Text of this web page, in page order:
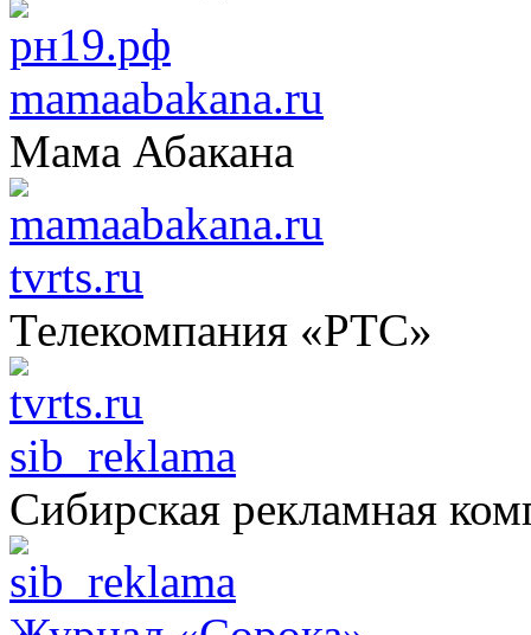
mamaabakana.ru
Мама Абакана
tvrts.ru
Телекомпания «РТС»
sib_reklama
Сибирская рекламная